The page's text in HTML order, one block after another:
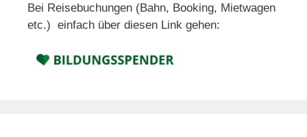
Bei Reisebuchungen (Bahn, Booking, Mietwagen
etc.) einfach über diesen Link gehen: